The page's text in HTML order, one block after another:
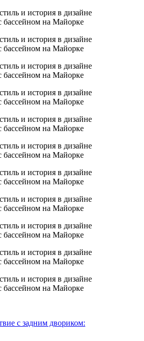
с задним двориком: